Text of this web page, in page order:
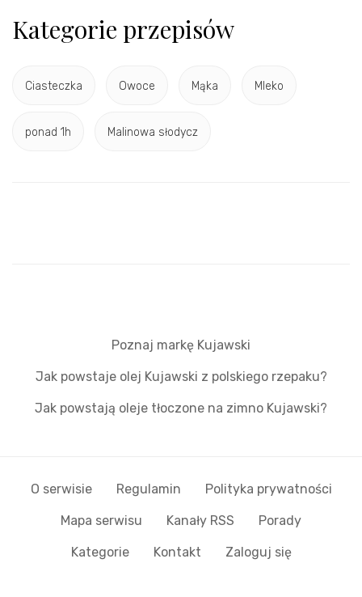
Kategorie przepisów
Ciasteczka Owoce Mąka Mleko
ponad 1h Malinowa słodycz
Poznaj markę Kujawski
Jak powstaje olej Kujawski z polskiego rzepaku?
Jak powstają oleje tłoczone na zimno Kujawski?
O serwisie Regulamin Polityka prywatności
Mapa serwisu Kanały RSS Porady
Kategorie Kontakt Zaloguj się